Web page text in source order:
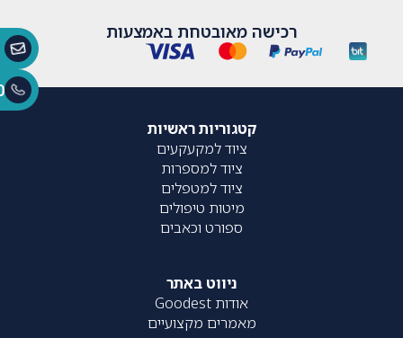
רכישה מאובטחת באמצעות
קטגוריות ראשיות
ציוד למקעקעים
ציוד למספרות
ציוד למטפלים
מיטות טיפולים
ספורט וכאבים
ניווט באתר
אודות Goodest
מאמרים מקצועיים